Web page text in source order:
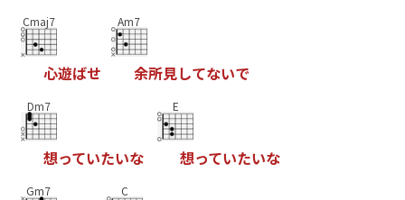
Cmaj7
心遊ばせ
Am7
余所見してないで
Dm7
想っていたいな
E
想っていたいな
Gm7 C